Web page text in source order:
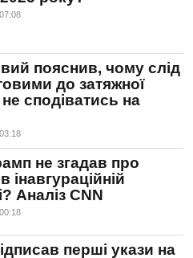
пояснив, чому слід
до затяжної
не сподіватись на
не згадав про
інавгураційній
Аналіз CNN
перші укази на